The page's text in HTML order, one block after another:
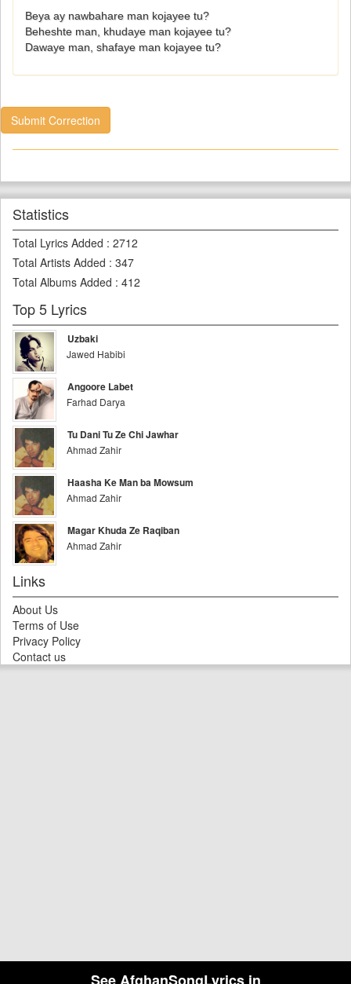
Beya ay nawbahare man kojayee tu?
Beheshte man, khudaye man kojayee tu?
Dawaye man, shafaye man kojayee tu?
Submit Correction
Statistics
Total Lyrics Added : 2712
Total Artists Added : 347
Total Albums Added : 412
Top 5 Lyrics
Uzbaki
Jawed Habibi
Angoore Labet
Farhad Darya
Tu Dani Tu Ze Chi Jawhar
Ahmad Zahir
Haasha Ke Man ba Mowsum
Ahmad Zahir
Magar Khuda Ze Raqiban
Ahmad Zahir
Links
About Us
Terms of Use
Privacy Policy
Contact us